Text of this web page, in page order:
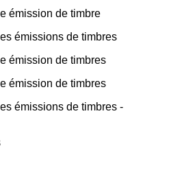
émission de timbre
émissions de timbres
émission de timbres
émission de timbres
émissions de timbres -